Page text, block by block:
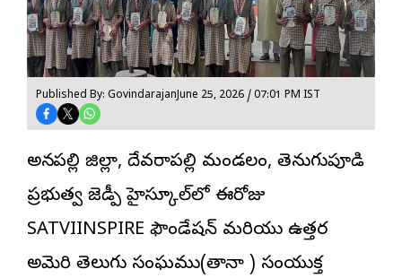
Published By: GovindarajanJune 25, 2026 / 07:01 PM IST
అనకాపల్లి జిల్లా, దేవరాపల్లి మండలం, తెనుగుపూడి
ప్రభుత్వజెడ్పీ హైస్కూల్‌లో ఈరోజు
SATVIINSPIRE ఫౌండేషన్ మరియు ఉత్తర
అమెరికా తెలుగు సంఘము(తానా ) సంయుక్త